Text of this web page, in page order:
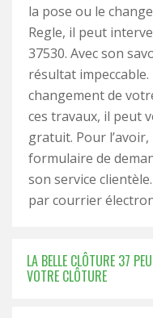
la pose ou le
Regle, il peut
37530. Avec son
résultat
changement de
ces travaux, il peut
gratuit. Pour
formulaire de
son service
par courrier
LA BELLE CLÔTURE 37
VOTRE CLÔTURE